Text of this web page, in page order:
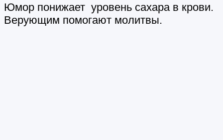
Юмор понижает уровень сахара в крови.
Верующим помогают молитвы.